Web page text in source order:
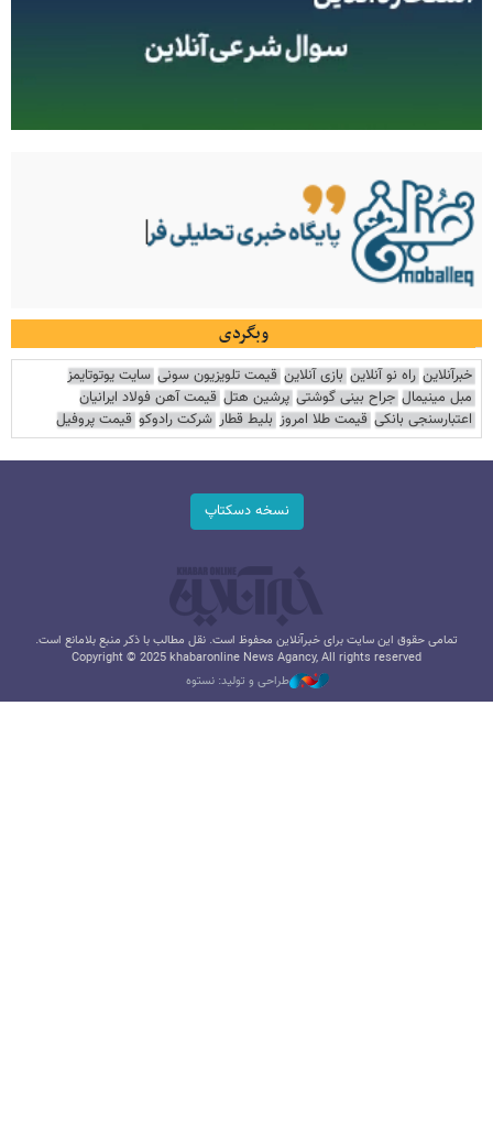
وبگردی
خبرآنلاین راه نو آنلاین بازی آنلاین قیمت تلویزیون سونی سایت یوتوتایمز
مبل مینیمال جراح بینی گوشتی پرشین هتل قیمت آهن فولاد ایرانیان
اعتبارسنجی بانکی قیمت طلا امروز بلیط قطار شرکت رادوکو قیمت پروفیل
نسخه دسکتاپ
تمامی حقوق این سایت برای خبرآنلاین محفوظ است. نقل مطالب با ذکر منبع بلامانع است.
Copyright © 2025 khabaronline News Agancy, All rights reserved
طراحی و تولید: نستوه